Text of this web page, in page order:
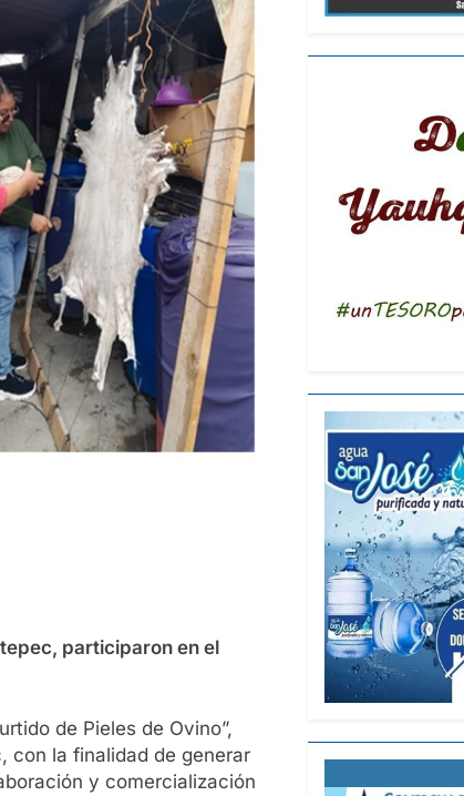
con la capital de Tlaxcala a través del diálogo
participaron en el
de Pieles de Ovino”,
con la finalidad de generar
y comercialización